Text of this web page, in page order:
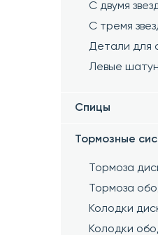
С двумя
С тремя
Детали для
Левые
Спицы
Тормозные
Тормоза
Тормоза
Колодки
Колодки